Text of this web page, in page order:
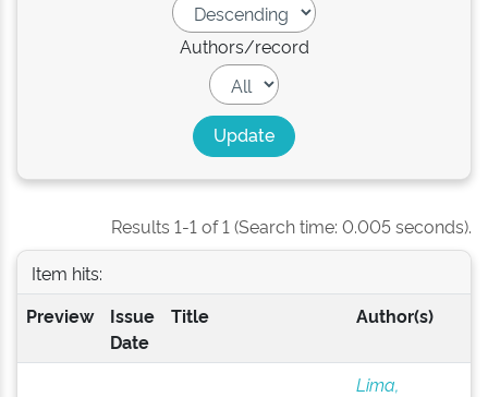
Authors/record
Results 1-1 of 1 (Search time: 0.005 seconds).
Item hits:
Preview
Issue
Date
Title Author(s)
Lima,